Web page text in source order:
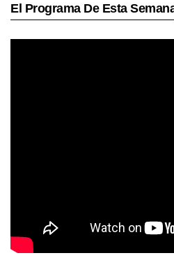
El Programa De Esta